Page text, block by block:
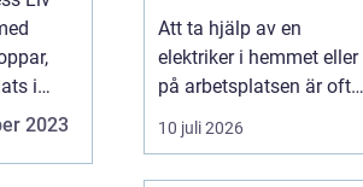
i
att
2023
när du behöver det
Att ta hjälp av en
elektriker i hemmet eller
på arbetsplatsen är ofta
en nödvändighet för att
säkerställa att våra
10 juli 2026